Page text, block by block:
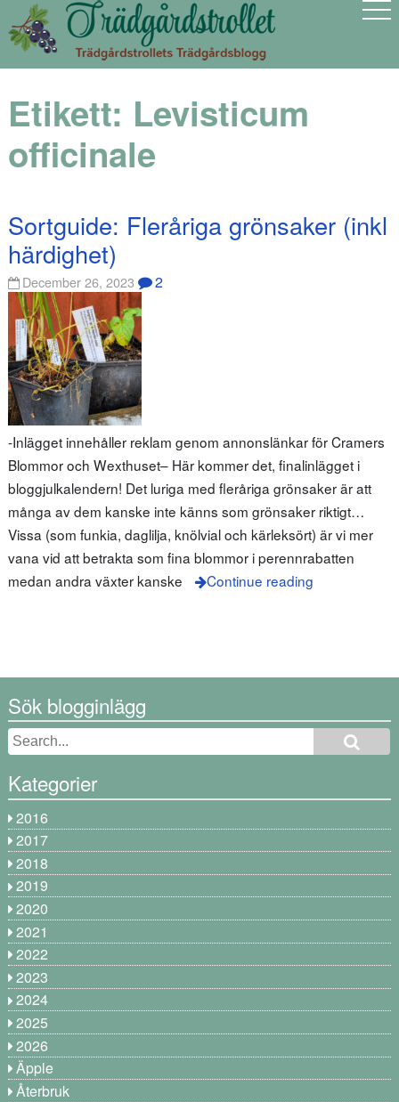
Etikett: Levisticum
officinale
Sortguide: Fleråriga grönsaker (inkl
härdighet)
December 26, 2023 2
-Inlägget innehåller reklam genom annonslänkar för Cramers
Blommor och Wexthuset– Här kommer det, finalinlägget i
bloggjulkalendern! Det luriga med fleråriga grönsaker är att
många av dem kanske inte känns som grönsaker riktigt…
Vissa (som funkia, daglilja, knölvial och kärleksört) är vi mer
vana vid att betrakta som fina blommor i perennrabatten
medan andra växter kanske
Continue reading
Sök blogginlägg
Kategorier
2016
2017
2018
2019
2020
2021
2022
2023
2024
2025
2026
Äpple
Återbruk